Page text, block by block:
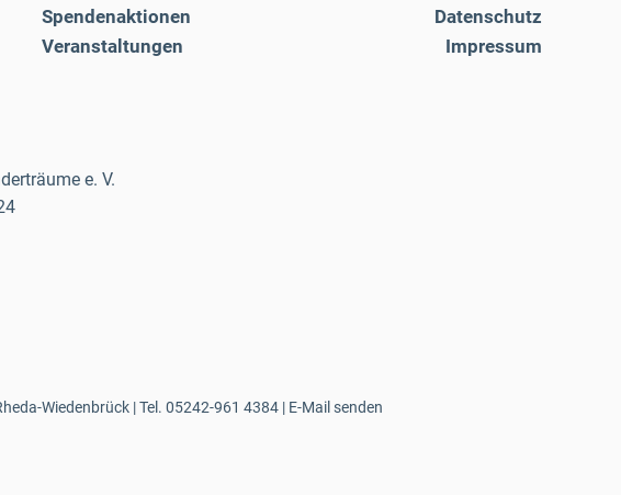
Spendenaktionen
Veranstaltungen
Datenschutz
Impressum
e. V.
Wiedenbrück | Tel. 05242-961 4384| E-Mail senden